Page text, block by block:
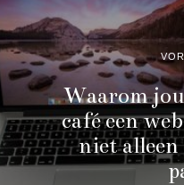
Waarom
café een
niet alleen